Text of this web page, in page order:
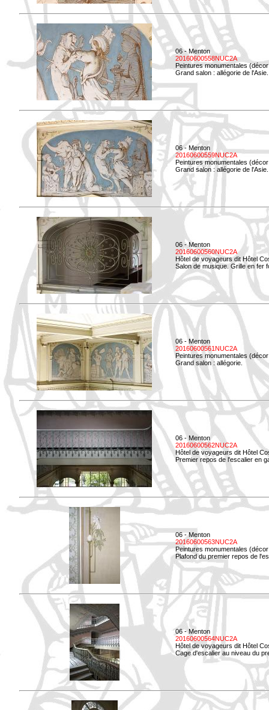
06 - Menton
20160600558NUC2A
Peintures monumentales
Grand salon : allégorie de
06 - Menton
20160600559NUC2A
Peintures monumentales
Grand salon : allégorie de l'Asie.
06 - Menton
20160600560NUC2A
Hôtel de voyageurs dit Hôtel
Salon de musique. Grille en fer
06 - Menton
20160600561NUC2A
Peintures monumentales
Grand salon : allégorie.
06 - Menton
20160600562NUC2A
Hôtel de voyageurs dit Hôtel
Premier repos de l'escalier en
06 - Menton
20160600563NUC2A
Peintures monumentales
Plafond du premier repos de
06 - Menton
20160600564NUC2A
Hôtel de voyageurs dit Hôtel
Cage d'escalier au niveau du